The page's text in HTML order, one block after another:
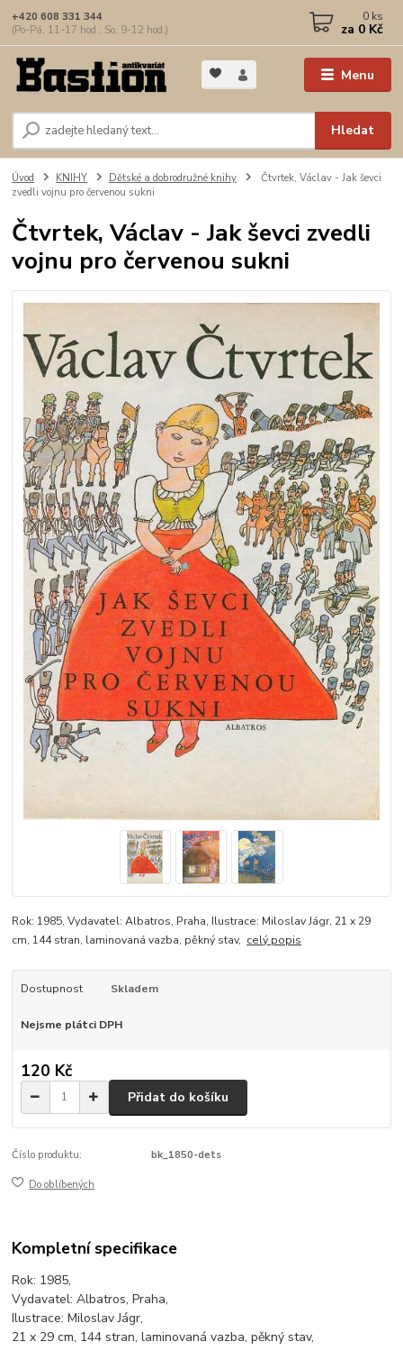
Menu
Hledat
+420 608 331 344
(Po-Pá, 11-17 hod.; So, 9-12 hod.)
0 ks
za 0 Kč
Úvod KNIHY Dětské a dobrodružné knihy
Čtvrtek, Václav - Jak ševci
zvedli vojnu pro červenou sukni
Čtvrtek, Václav - Jak ševci zvedli
vojnu pro červenou sukni
Rok: 1985, Vydavatel: Albatros, Praha, Ilustrace: Miloslav Jágr, 21 x 29
cm, 144 stran, laminovaná vazba, pěkný stav, celý popis
Dostupnost Skladem
Nejsme plátci DPH
120 Kč
Přidat do košíku
Číslo produktu: bk_1850-dets
Do oblíbených
Kompletní specifikace
Rok: 1985,
Vydavatel: Albatros, Praha,
Ilustrace: Miloslav Jágr,
21 x 29 cm, 144 stran, laminovaná vazba, pěkný stav,